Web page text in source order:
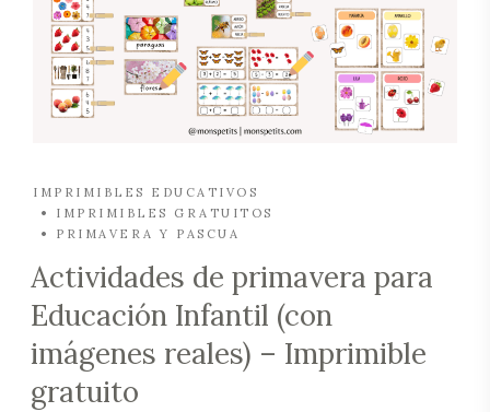
IMPRIMIBLES EDUCATIVOS
IMPRIMIBLES GRATUITOS
PRIMAVERA Y PASCUA
Actividades de primavera para
Educación Infantil (con
imágenes reales) – Imprimible
gratuito